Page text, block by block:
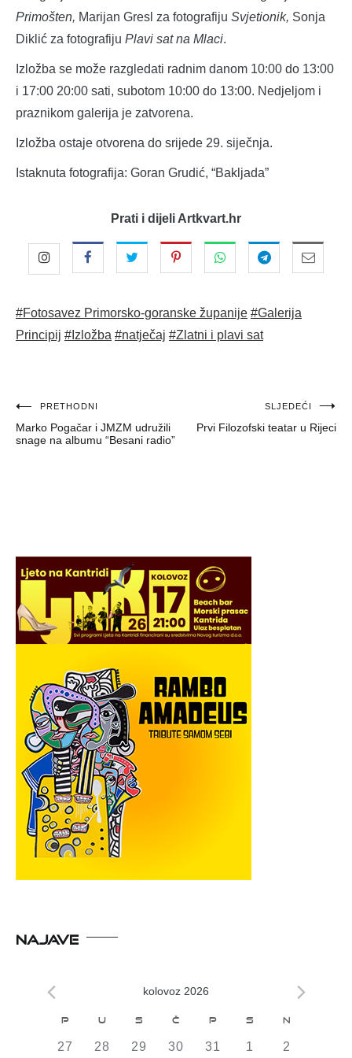
Primošten, Marijan Gresl za fotografiju Svjetionik, Sonja
Diklić za fotografiju Plavi sat na Mlaci.
Izložba se može razgledati radnim danom 10:00 do 13:00
i 17:00 20:00 sati, subotom 10:00 do 13:00. Nedjeljom i
praznikom galerija je zatvorena.
Izložba ostaje otvorena do srijede 29. siječnja.
Istaknuta fotografija: Goran Grudić, “Bakljada”
Prati i dijeli Artkvart.hr
#Fotosavez Primorsko-goranske županije #Galerija
Principij #Izložba #natječaj #Zlatni i plavi sat
Navigacija
objava
PRETHODNI
Marko Pogačar i JMZM udružili
snage na albumu “Besani radio”
SLJEDEĆI
Prvi Filozofski teatar u Rijeci
NAJAVE
kolovoz 2026
Kalendar
od
P U S Č P S N
0
27
0
28
0
29
0
30
0
31
0
1
0
2